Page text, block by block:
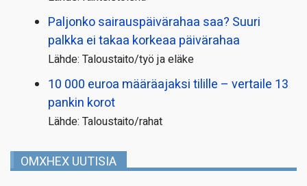
Paljonko sairauspäivä­rahaa saa? Suuri
palkka ei takaa korkeaa päivärahaa
Lähde: Taloustaito/työ ja eläke
10 000 euroa määräajaksi tilille – vertaile 13
pankin korot
Lähde: Taloustaito/rahat
OMXHEX UUTISIA